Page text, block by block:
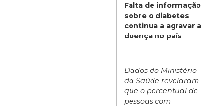
Falta de informação
sobre o diabetes
continua a agravar a
doença no país
Dados do Ministério
da Saúde revelaram
que o percentual de
pessoas com